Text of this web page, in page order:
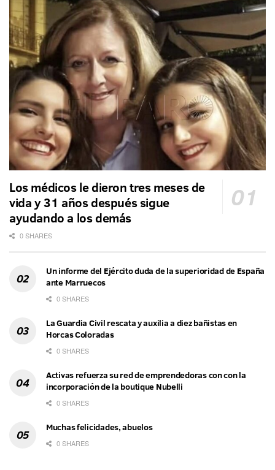
Los médicos le dieron tres meses de
vida y 31 años después sigue
ayudando a los demás
0 SHARES
Un informe del Ejército duda de la superioridad de España
ante Marruecos
0 SHARES
La Guardia Civil rescata y auxilia a diez bañistas en
Horcas Coloradas
0 SHARES
Activas refuerza su red de emprendedoras con con la
incorporación de la boutique Nubelli
0 SHARES
Muchas felicidades, abuelos
0 SHARES